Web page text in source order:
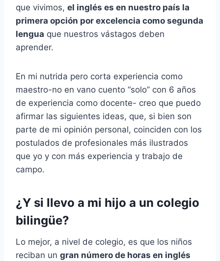
que vivimos, el inglés es en nuestro país la
primera opción por excelencia como segunda
lengua que nuestros vástagos deben
aprender.
En mi nutrida pero corta experiencia como
maestro-no en vano cuento “solo” con 6 años
de experiencia como docente- creo que puedo
afirmar las siguientes ideas, que, si bien son
parte de mi opinión personal, coinciden con los
postulados de profesionales más ilustrados
que yo y con más experiencia y trabajo de
campo.
¿Y si llevo a mi hijo a un colegio
bilingüe?
Lo mejor, a nivel de colegio, es que los niños
reciban un gran número de horas en inglés